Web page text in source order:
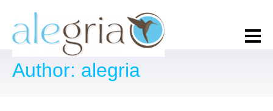
Author: alegria